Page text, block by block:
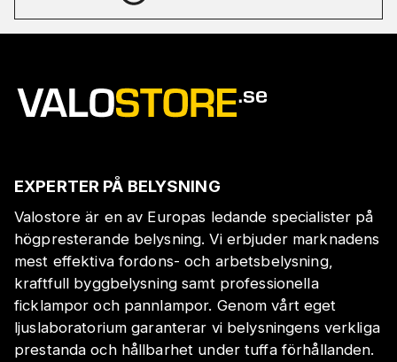
EXPERTER PÅ BELYSNING
Valostore är en av Europas ledande specialister på
högpresterande belysning. Vi erbjuder marknadens
mest effektiva fordons- och arbetsbelysning,
kraftfull byggbelysning samt professionella
ficklampor och pannlampor. Genom vårt eget
ljuslaboratorium garanterar vi belysningens verkliga
prestanda och hållbarhet under tuffa förhållanden.